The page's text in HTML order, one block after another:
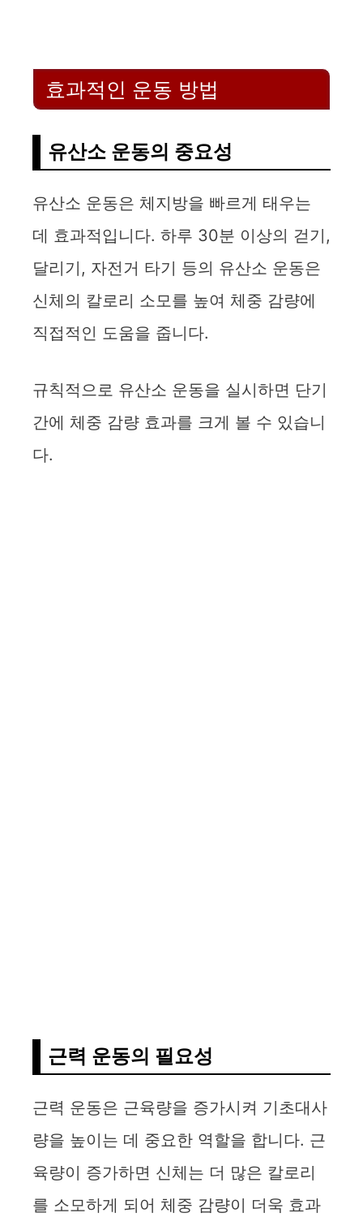
효과적인 운동 방법
유산소 운동의 중요성
유산소 운동은 체지방을 빠르게 태우는
데 효과적입니다. 하루 30분 이상의 걷기,
달리기, 자전거 타기 등의 유산소 운동은
신체의 칼로리 소모를 높여 체중 감량에
직접적인 도움을 줍니다.
규칙적으로 유산소 운동을 실시하면 단기
간에 체중 감량 효과를 크게 볼 수 있습니
다.
근력 운동의 필요성
근력 운동은 근육량을 증가시켜 기초대사
량을 높이는 데 중요한 역할을 합니다. 근
육량이 증가하면 신체는 더 많은 칼로리
를 소모하게 되어 체중 감량이 더욱 효과